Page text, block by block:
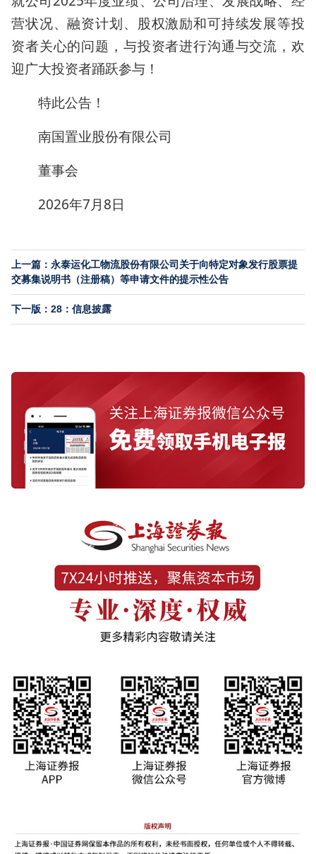
营状况、融资计划、股权激励和可持续发展等投
资者关心的问题，与投资者进行沟通与交流，欢
迎广大投资者踊跃参与！
特此公告！
南国置业股份有限公司
董事会
2026年7月8日
上一篇：永泰运化工物流股份有限公司关于向特定对象发行股票提
交募集说明书（注册稿）等申请文件的提示性公告
下一版：28：信息披露